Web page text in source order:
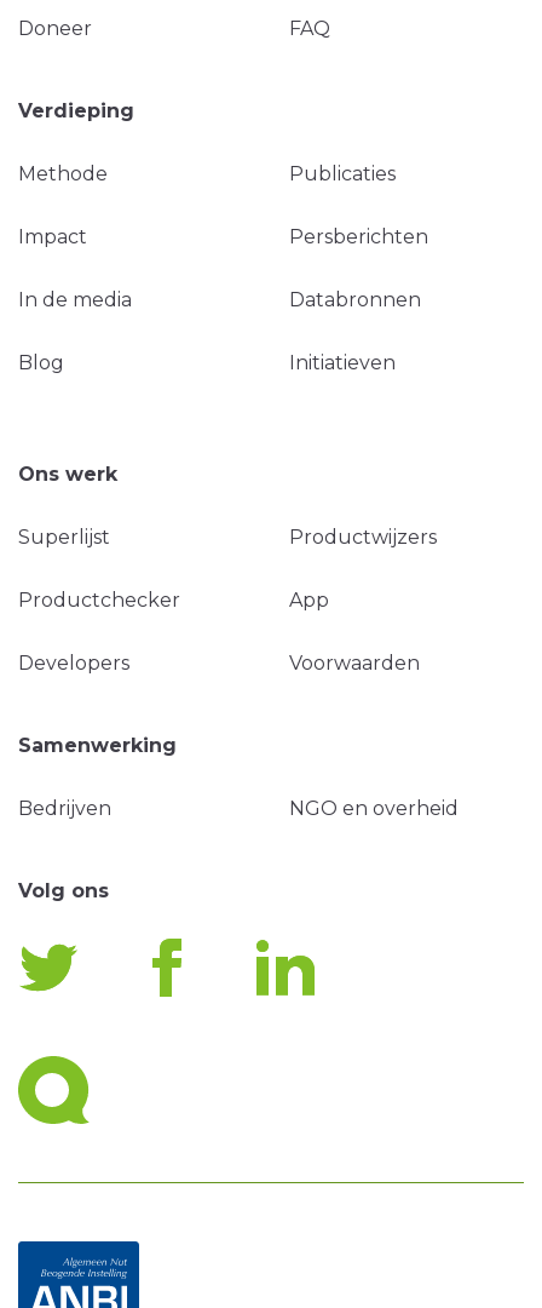
Doneer FAQ
Verdieping
Methode Publicaties
Impact Persberichten
In de media Databronnen
Blog Initiatieven
Ons werk
Superlijst Productwijzers
Productchecker App
Developers Voorwaarden
Samenwerking
Bedrijven NGO en overheid
Volg ons